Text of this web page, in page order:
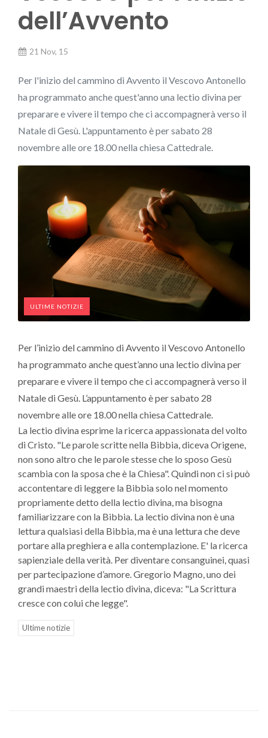
dell’Avvento
21 Nov, 15
Per l'inizio del cammino di Avvento il Vescovo Antonello
ha programmato anche quest'anno una lectio divina per
preparare e vivere il tempo che ci accompagnerà verso il
Natale di Gesù. L'appuntamento è per sabato 28
novembre alle ore 18.00 nella chiesa Cattedrale.
ULTIME NOTIZIE
Per l’inizio del cammino di Avvento il Vescovo Antonello
ha programmato anche quest’anno una lectio divina per
preparare e vivere il tempo che ci accompagnerà verso il
Natale di Gesù. L’appuntamento è per sabato 28
novembre alle ore 18.00 nella chiesa Cattedrale.
La lectio divina esprime la ricerca appassionata del volto
di Cristo. "Le parole scritte nella Bibbia, diceva Origene,
non sono altro che le parole stesse che lo sposo Gesù
scambia con la sposa che è la Chiesa". Quindi non ci si può
accontentare di leggere la Bibbia solo nel momento
propriamente detto della lectio divina, ma bisogna
familiarizzare con la Bibbia. La lectio divina non è una
lettura qualsiasi della Bibbia, ma è una lettura che deve
portare alla preghiera e alla contemplazione. E' la ricerca
sapienziale della verità. Per diventare consanguinei, quasi
per partecipazione d’amore. Gregorio Magno, uno dei
grandi maestri della lectio divina, diceva: "La Scrittura
cresce con colui che legge".
Ultime notizie